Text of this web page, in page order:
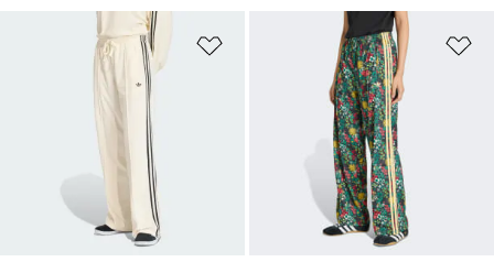
Aggiungi alla lista dei desideri